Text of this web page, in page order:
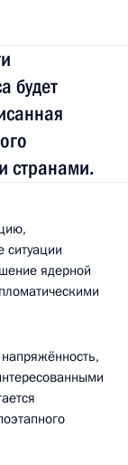
будет
странами.
ситуации
ядерной